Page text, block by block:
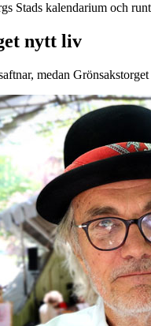
Stads kalendarium och
nytt liv
medan